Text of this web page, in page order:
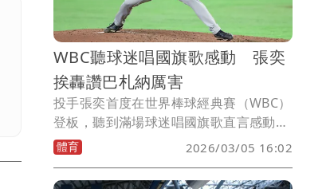
WBC聽球迷唱國旗歌感動 張奕
挨轟讚巴札納厲害
投手張奕首度在世界棒球經典賽（WBC）
登板，聽到滿場球迷唱國旗歌直言感動，
6局僅花2球抓出局數、化解滿壘危機，但
續投挨轟，張奕直言，「折到還能過
牆」，是巴札納厲害。
體育 2026/03/05 16:02